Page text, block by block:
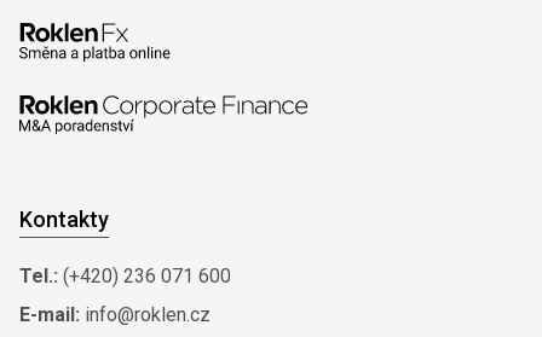
Kontakty
Tel.: (+420) 236 071 600
E-mail: info@roklen.cz